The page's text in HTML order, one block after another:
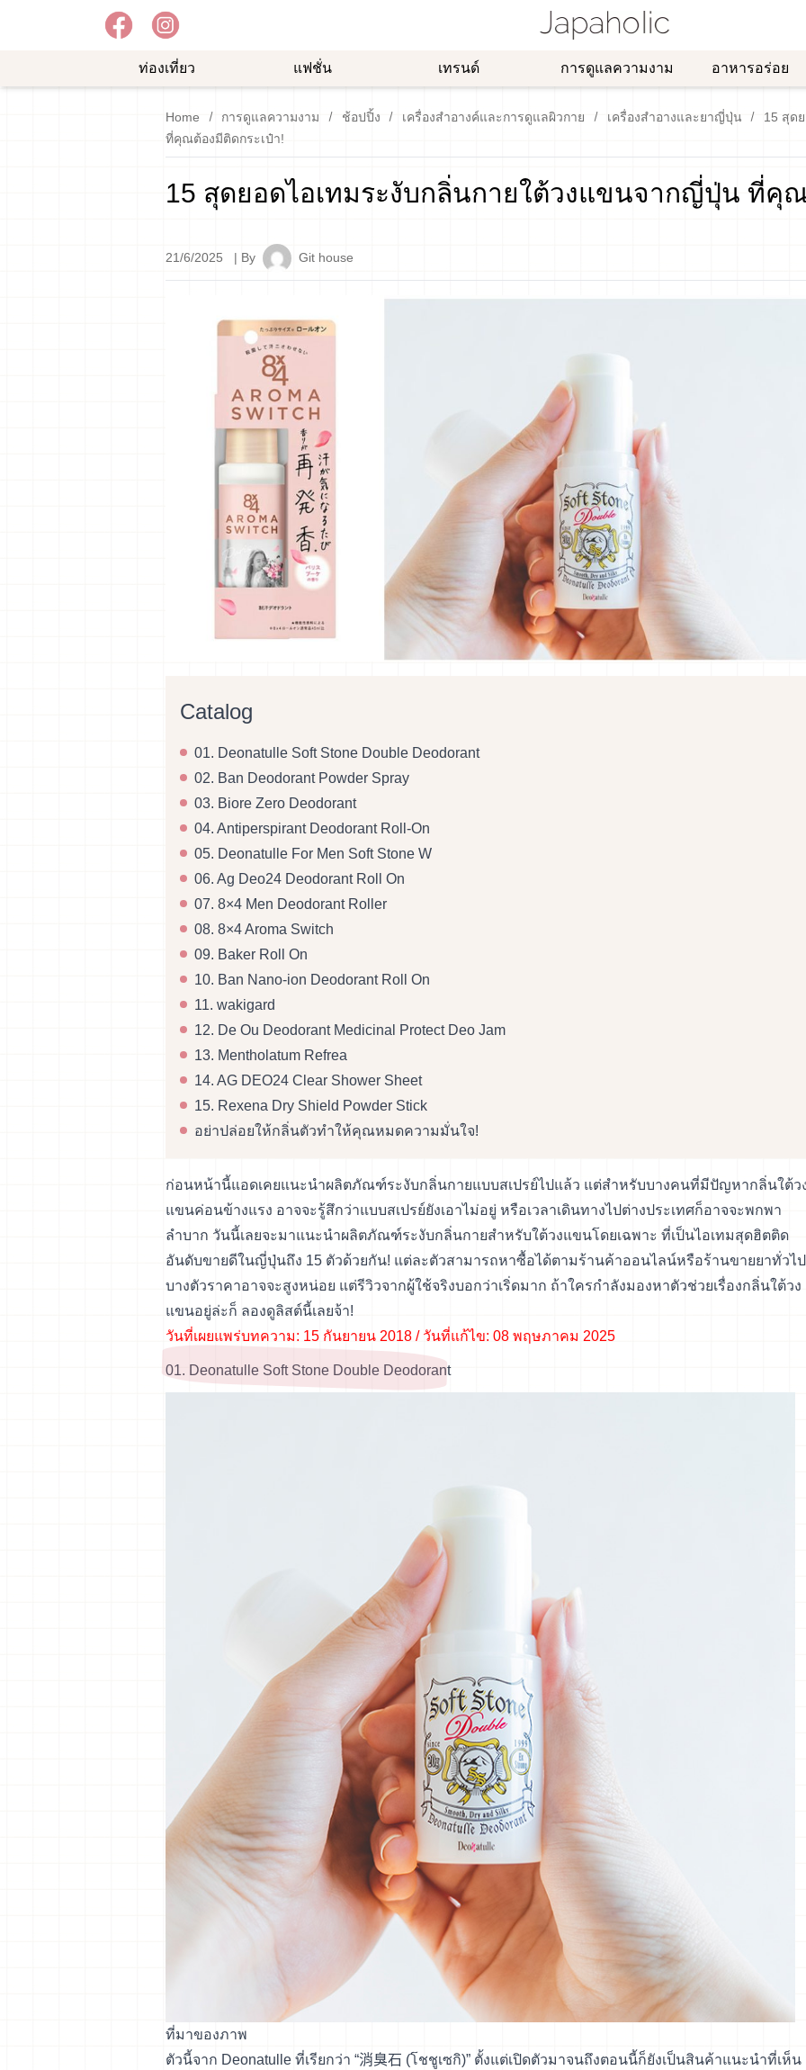
ท่องเที่ยว แฟชั่น เทรนด์ การดูแลความงาม อาหารอร่อย
บันเทิง
ปิ้ง
Home การดูแลความงาม ช้อปปิ้ง เครื่องสำอางค์และการดูแลผิวกาย เครื่องสำอางและยาญี่ปุ่น
15 สุด
ที่คุณต้องมีติดกระเป๋า!
15 สุดยอดไอเทมระงับกลิ่นกายใต้วงแขนจากญี่ปุ่น ที่คุ
21/6/2025 | By Git house
Catalog
01. Deonatulle Soft Stone Double Deodorant
02. Ban Deodorant Powder Spray
03. Biore Zero Deodorant
04. Antiperspirant Deodorant Roll-On
05. Deonatulle For Men Soft Stone W
06. Ag Deo24 Deodorant Roll On
07. 8×4 Men Deodorant Roller
08. 8×4 Aroma Switch
09. Baker Roll On
10. Ban Nano-ion Deodorant Roll On
11. wakigard
12. De Ou Deodorant Medicinal Protect Deo Jam
13. Mentholatum Refrea
14. AG DEO24 Clear Shower Sheet
15. Rexena Dry Shield Powder Stick
อย่าปล่อยให้กลิ่นตัวทำให้คุณหมดความมั่นใจ!
ก่อนหน้านี้แอดเคยแนะนำผลิตภัณฑ์ระงับกลิ่นกายแบบสเปรย์ไปแล้ว แต่สำหรับบางคนที่มีปัญหากลิ่นใต้ว
แขนค่อนข้างแรง อาจจะรู้สึกว่าแบบสเปรย์ยังเอาไม่อยู่ หรือเวลาเดินทางไปต่างประเทศก็อาจจะพกพา
ลำบาก วันนี้เลยจะมาแนะนำผลิตภัณฑ์ระงับกลิ่นกายสำหรับใต้วงแขนโดยเฉพาะ ที่เป็นไอเทมสุดฮิตติด
อันดับขายดีในญี่ปุ่นถึง 15 ตัวด้วยกัน! แต่ละตัวสามารถหาซื้อได้ตามร้านค้าออนไลน์หรือร้านขายยาทั่วไป
บางตัวราคาอาจจะสูงหน่อย แต่รีวิวจากผู้ใช้จริงบอกว่าเริ่ดมาก ถ้าใครกำลังมองหาตัวช่วยเรื่องกลิ่นใต้วง
แขนอยู่ล่ะก็ ลองดูลิสต์นี้เลยจ้า!
วันที่เผยแพร่บทความ: 15 กันยายน 2018 / วันที่แก้ไข: 08 พฤษภาคม 2025
01. Deonatulle Soft Stone Double Deodorant
ที่มาของภาพ
ตัวนี้จาก Deonatulle ที่เรียกว่า “消臭石 (โชชูเซกิ)” ตั้งแต่เปิดตัวมาจนถึงตอนนี้ก็ยังเป็นสินค้าแนะนำที่เห็น